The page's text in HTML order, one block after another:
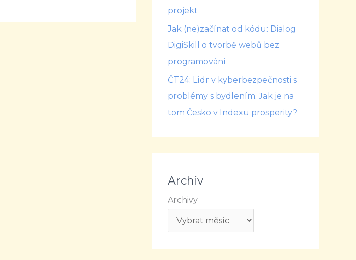
projekt
Jak (ne)začínat od kódu: Dialog
DigiSkill o tvorbě webů bez
programování
ČT24: Lídr v kyberbezpečnosti s
problémy s bydlením. Jak je na
tom Česko v Indexu prosperity?
Archiv
Archivy